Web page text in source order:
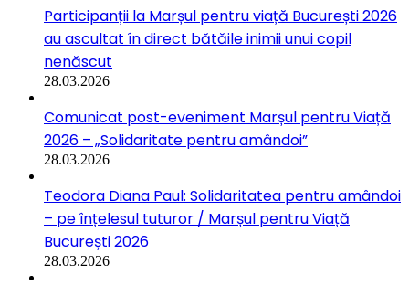
Participanții la Marșul pentru viață București 2026
au ascultat în direct bătăile inimii unui copil
nenăscut
28.03.2026
Comunicat post-eveniment Marșul pentru Viață
2026 – „Solidaritate pentru amândoi”
28.03.2026
Teodora Diana Paul: Solidaritatea pentru amândoi
– pe înțelesul tuturor / Marșul pentru Viață
București 2026
28.03.2026